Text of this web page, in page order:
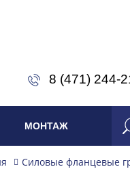
8 (471) 244-
МОНТАЖ
Силовые фланцевые